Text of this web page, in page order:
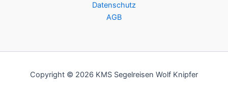
Datenschutz
AGB
Copyright © 2026 KMS Segelreisen Wolf Knipfer